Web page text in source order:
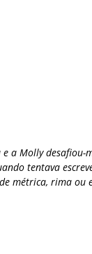
a Molly
tentava
métrica, rima